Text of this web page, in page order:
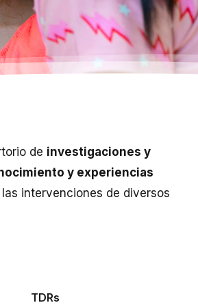
de investigaciones y
y experiencias
intervenciones de diversos
TDRs